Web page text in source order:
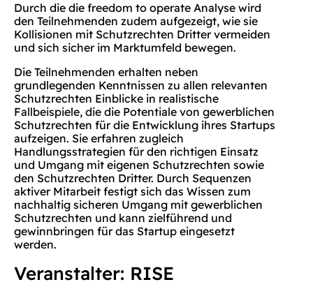
Durch die die freedom to operate Analyse wird
den Teilnehmenden zudem aufgezeigt, wie sie
Kollisionen mit Schutzrechten Dritter vermeiden
und sich sicher im Marktumfeld bewegen.
Die Teilnehmenden erhalten neben
grundlegenden Kenntnissen zu allen relevanten
Schutzrechten Einblicke in realistische
Fallbeispiele, die die Potentiale von gewerblichen
Schutzrechten für die Entwicklung ihres Startups
aufzeigen. Sie erfahren zugleich
Handlungsstrategien für den richtigen Einsatz
und Umgang mit eigenen Schutzrechten sowie
den Schutzrechten Dritter. Durch Sequenzen
aktiver Mitarbeit festigt sich das Wissen zum
nachhaltig sicheren Umgang mit gewerblichen
Schutzrechten und kann zielführend und
gewinnbringen für das Startup eingesetzt
werden.
Veranstalter: RISE